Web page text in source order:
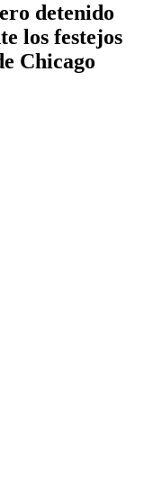
detenido
los festejos
Chicago